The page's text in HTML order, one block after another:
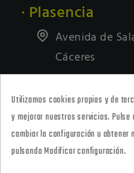
· Plasencia
Avenida de
Cáceres
· Tienda Online
Utilizamos cookies propias y de
y mejorar nuestros servicios.
cambiar la configuración u obtener
pulsando Modificar configuración.